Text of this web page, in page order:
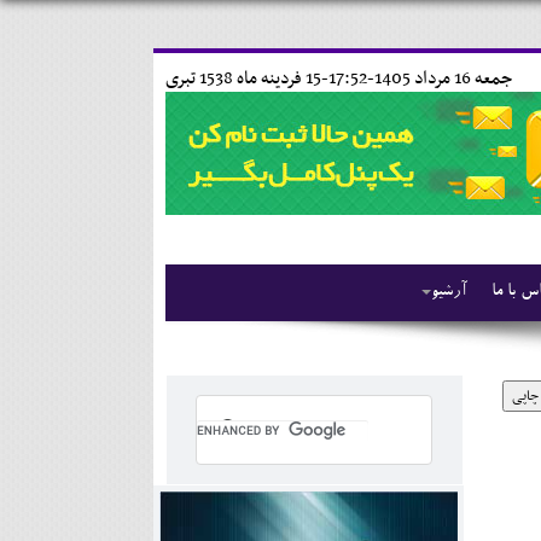
15 فردينه ماه 1538 تبری جمعه 16 مرداد 1405-17:52-
آرشیو با ما